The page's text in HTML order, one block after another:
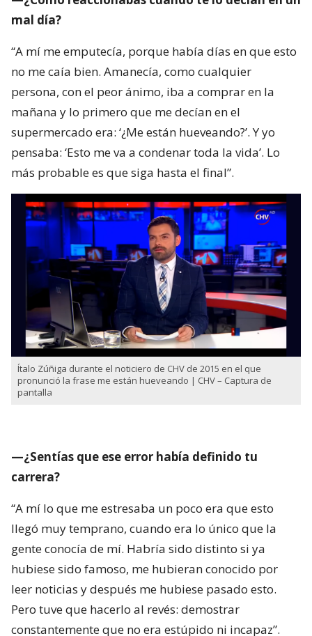
mal día?
“A mí me emputecía, porque había días en que esto
no me caía bien. Amanecía, como cualquier
persona, con el peor ánimo, iba a comprar en la
mañana y lo primero que me decían en el
supermercado era: ‘¿Me están hueveando?’. Y yo
pensaba: ‘Esto me va a condenar toda la vida’. Lo
más probable es que siga hasta el final”.
Ítalo Zúñiga durante el noticiero de CHV de 2015 en el que
pronunció la frase me están hueveando | CHV – Captura de
pantalla
—¿Sentías que ese error había definido tu
carrera?
“A mí lo que me estresaba un poco era que esto
llegó muy temprano, cuando era lo único que la
gente conocía de mí. Habría sido distinto si ya
hubiese sido famoso, me hubieran conocido por
leer noticias y después me hubiese pasado esto.
Pero tuve que hacerlo al revés: demostrar
constantemente que no era estúpido ni incapaz”.